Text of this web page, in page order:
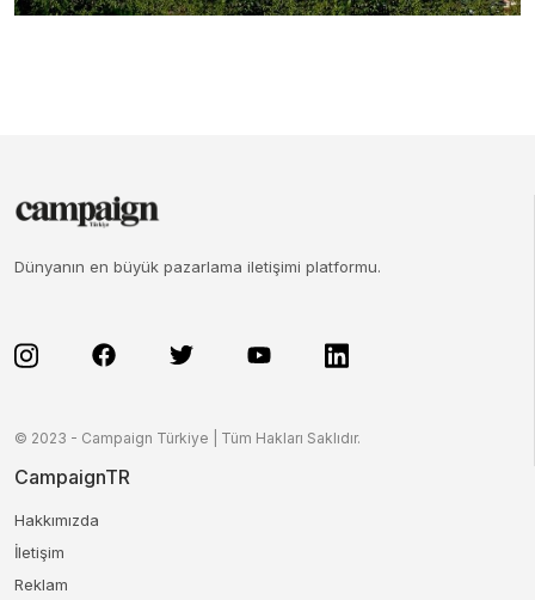
Dünyanın en büyük pazarlama iletişimi platformu.
© 2023 - Campaign Türkiye | Tüm Hakları Saklıdır.
CampaignTR
Hakkımızda
İletişim
Reklam